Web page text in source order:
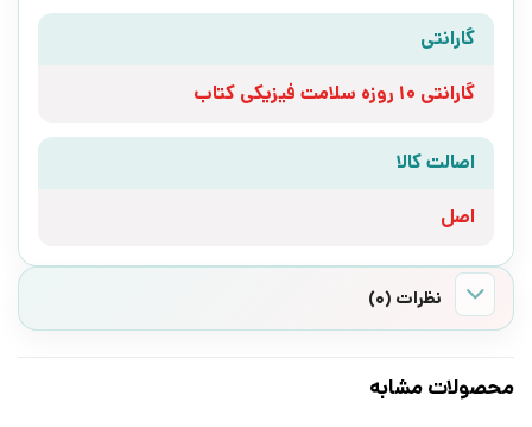
گارانتی
گارانتی 10 روزه سلامت فیزیکی کتاب
اصالت کالا
اصل
نظرات (0)
محصولات مشابه